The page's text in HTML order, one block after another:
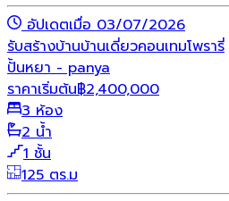
อัปเดตเมื่อ 03/07/2026
รับสร้างบ้านบ้านเดี่ยวคอนเทมโพรารี่
ปั้นหยา - panya
ราคาเริ่มต้น฿2,400,000
3 ห้อง
2 น้ำ
1 ชั้น
125 ตร.ม